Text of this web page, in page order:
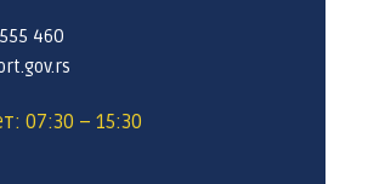
460
07:30 – 15:30